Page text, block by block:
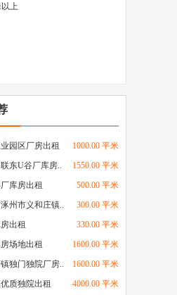
以上
园区厂房出租
1000.00 平米
东U谷厂库房..
1550.00 平米
库房出租
500.00 平米
州市义和庄镇..
300.00 平米
出租
330.00 平米
场地出租
1600.00 平米
独门独院厂房..
1600.00 平米
质独院出租
4000.00 平米